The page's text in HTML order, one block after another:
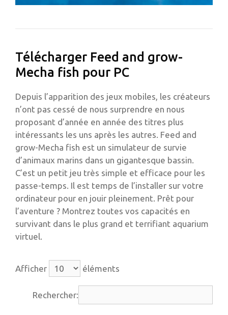
Télécharger Feed and grow-
Mecha fish pour PC
Depuis l’apparition des jeux mobiles, les créateurs
n’ont pas cessé de nous surprendre en nous
proposant d’année en année des titres plus
intéressants les uns après les autres. Feed and
grow-Mecha fish est un simulateur de survie
d’animaux marins dans un gigantesque bassin.
C’est un petit jeu très simple et efficace pour les
passe-temps. Il est temps de l’installer sur votre
ordinateur pour en jouir pleinement. Prêt pour
l’aventure ? Montrez toutes vos capacités en
survivant dans le plus grand et terrifiant aquarium
virtuel.
Afficher éléments
Rechercher: